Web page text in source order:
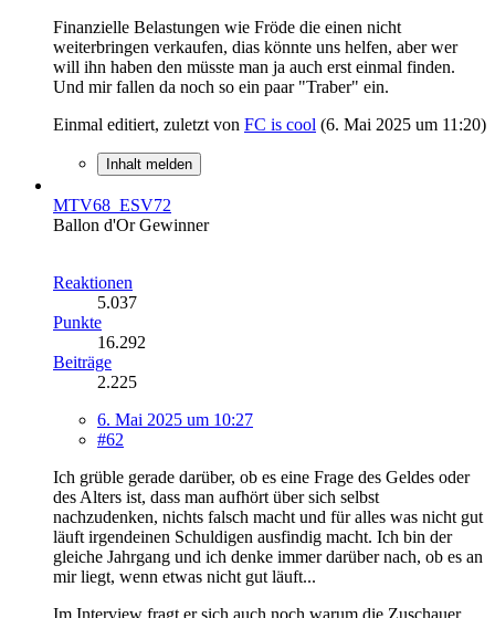
Finanzielle Belastungen wie Fröde die einen nicht
weiterbringen verkaufen, dias könnte uns helfen, aber wer
will ihn haben den müsste man ja auch erst einmal finden.
Und mir fallen da noch so ein paar "Traber" ein.
Einmal editiert, zuletzt von FC is cool (6. Mai 2025 um 11:20)
Inhalt melden
MTV68_ESV72
Ballon d'Or Gewinner
Reaktionen
5.037
Punkte
16.292
Beiträge
2.225
6. Mai 2025 um 10:27
#62
Ich grüble gerade darüber, ob es eine Frage des Geldes oder
des Alters ist, dass man aufhört über sich selbst
nachzudenken, nichts falsch macht und für alles was nicht gut
läuft irgendeinen Schuldigen ausfindig macht. Ich bin der
gleiche Jahrgang und ich denke immer darüber nach, ob es an
mir liegt, wenn etwas nicht gut läuft...
Im Interview fragt er sich auch noch warum die Zuschauer